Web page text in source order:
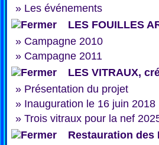
» Les événements
LES FOUILLES
» Campagne 2010
» Campagne 2011
LES VITRAUX,
» Présentation du projet
» Inauguration le 16 juin 2018
» Trois vitraux pour la nef
Restauration des